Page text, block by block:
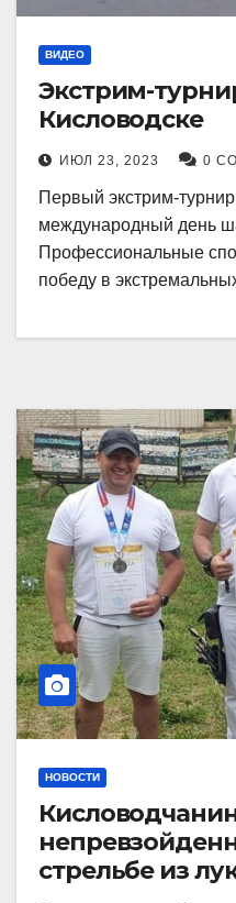
ВИДЕО
Экстрим-
Кисловодске
ИЮЛ 23, 2023 0
Первый экстрим-
международный день
Профессиональные
победу в
НОВОСТИ
стрельбе из